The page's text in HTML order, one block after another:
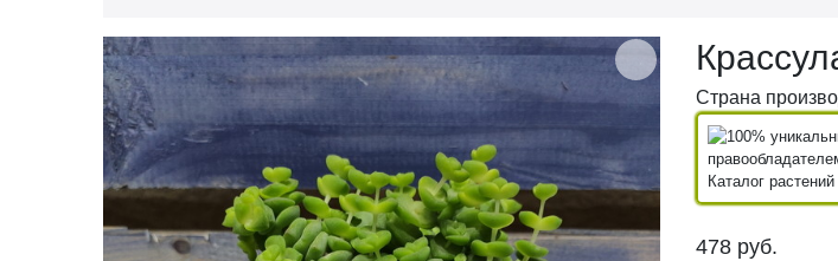
Страна
Каталог
478 руб.